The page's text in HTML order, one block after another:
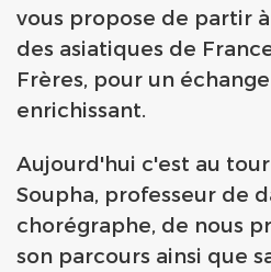
vous propose de partir
des asiatiques de
Frères, pour un
enrichissant.
Aujourd'hui c'est au
Soupha, professeur de
chorégraphe, de nous
son parcours ainsi que